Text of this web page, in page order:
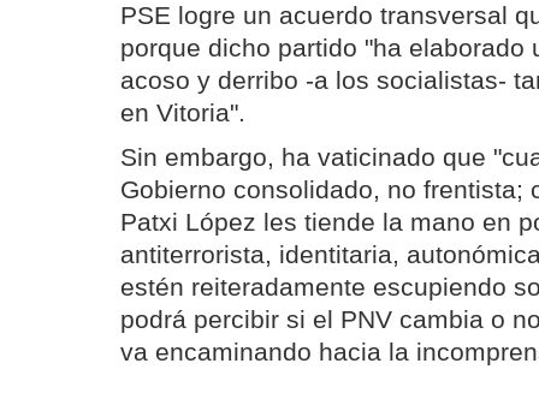
PSE logre un acuerdo transversal
porque dicho partido "ha elaborado
acoso y derribo -a los socialistas-
en Vitoria".
Sin embargo, ha vaticinado que
Gobierno consolidado, no frentista;
Patxi López les tiende la mano en
antiterrorista, identitaria,
estén reiteradamente escupiendo
podrá percibir si el PNV cambia o
va encaminando hacia la